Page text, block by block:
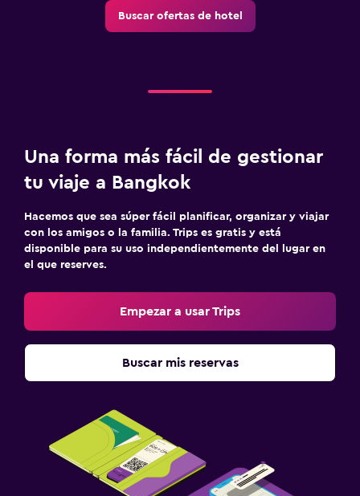
Buscar ofertas de hotel
Una forma más fácil de gestionar
tu viaje a Bangkok
Hacemos que sea súper fácil planificar, organizar y viajar
con los amigos o la familia. Trips es gratis y está
disponible para su uso independientemente del lugar en
el que reserves.
Empezar a usar Trips
Buscar mis reservas